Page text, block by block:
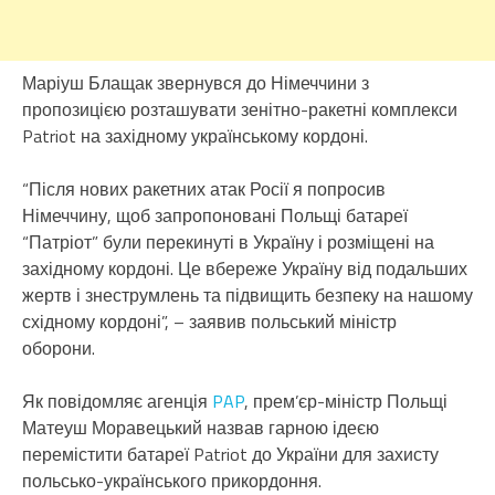
Маріуш Блащак звернувся до Німеччини з
пропозицією розташувати зенітно-ракетні комплекси
Patriot на західному українському кордоні.
“Після нових ракетних атак Росії я попросив
Німеччину, щоб запропоновані Польщі батареї
“Патріот” були перекинуті в Україну і розміщені на
західному кордоні. Це вбереже Україну від подальших
жертв і знеструмлень та підвищить безпеку на нашому
східному кордоні”, – заявив польський міністр
оборони.
Як повідомляє агенція PAP, прем’єр-міністр Польщі
Матеуш Моравецький назвав гарною ідеєю
перемістити батареї Patriot до України для захисту
польсько-українського прикордоння.